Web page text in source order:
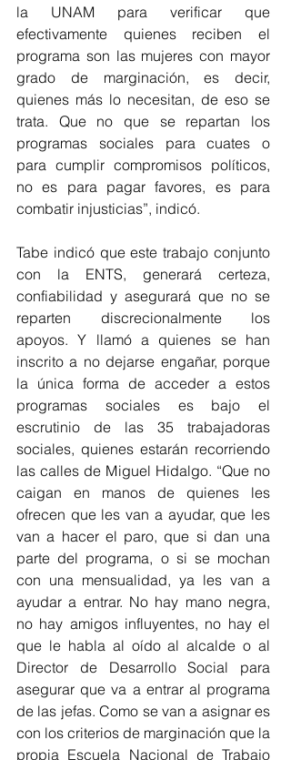
la UNAM para verificar que
efectivamente quienes reciben el
programa son las mujeres con mayor
grado de marginación, es decir,
quienes más lo necesitan, de eso se
trata. Que no que se repartan los
programas sociales para cuates o
para cumplir compromisos políticos,
no es para pagar favores, es para
combatir injusticias”, indicó.
Tabe indicó que este trabajo conjunto
con la ENTS, generará certeza,
confiabilidad y asegurará que no se
reparten discrecionalmente los
apoyos. Y llamó a quienes se han
inscrito a no dejarse engañar, porque
la única forma de acceder a estos
programas sociales es bajo el
escrutinio de las 35 trabajadoras
sociales, quienes estarán recorriendo
las calles de Miguel Hidalgo. “Que no
caigan en manos de quienes les
ofrecen que les van a ayudar, que les
van a hacer el paro, que si dan una
parte del programa, o si se mochan
con una mensualidad, ya les van a
ayudar a entrar. No hay mano negra,
no hay amigos influyentes, no hay el
que le habla al oído al alcalde o al
Director de Desarrollo Social para
asegurar que va a entrar al programa
de las jefas. Como se van a asignar es
con los criterios de marginación que la
propia Escuela Nacional de Trabajo